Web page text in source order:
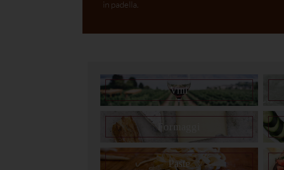
in padella.
Vini
Formaggi
Paste